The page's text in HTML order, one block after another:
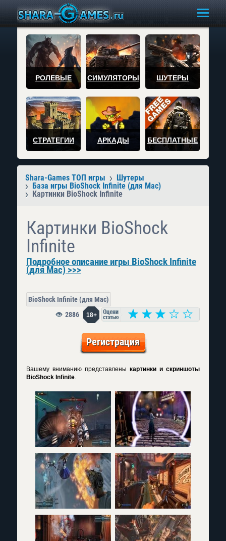
РОЛЕВЫЕ СИМУЛЯТОРЫ ШУТЕРЫ
СТРАТЕГИИ АРКАДЫ БЕСПЛАТНЫЕ
Shara-Games ТОП игры
Шутеры
База игры BioShock Infinite (для Mac)
Картинки BioShock Infinite
Картинки BioShock
Infinite
Подробное описание игры BioShock Infinite
(для Mac) >>>
BioShock Infinite (для Mac)
18+
2886
Регистрация
Вашему вниманию представлены картинки и скриншоты
BioShock Infinite.